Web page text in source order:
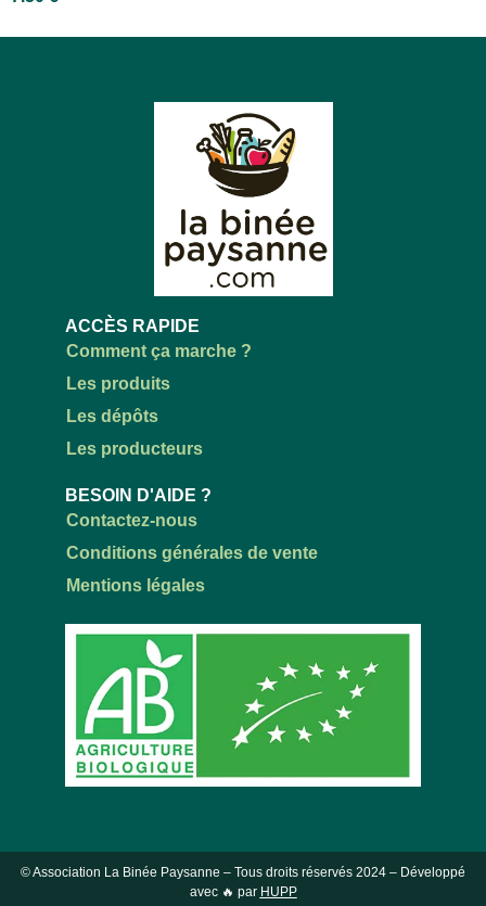
ACCÈS RAPIDE
Comment ça marche ?
Les produits
Les dépôts
Les producteurs
BESOIN D'AIDE ?
Contactez-nous
Conditions générales de vente
Mentions légales
© Association La Binée Paysanne – Tous droits réservés 2024 – Développé
avec 🔥 par HUPP